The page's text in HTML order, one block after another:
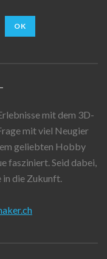
mit dem 3D-
mit viel Neugier
geliebten Hobby
fasziniert. Seid dabei,
in die Zukunft.